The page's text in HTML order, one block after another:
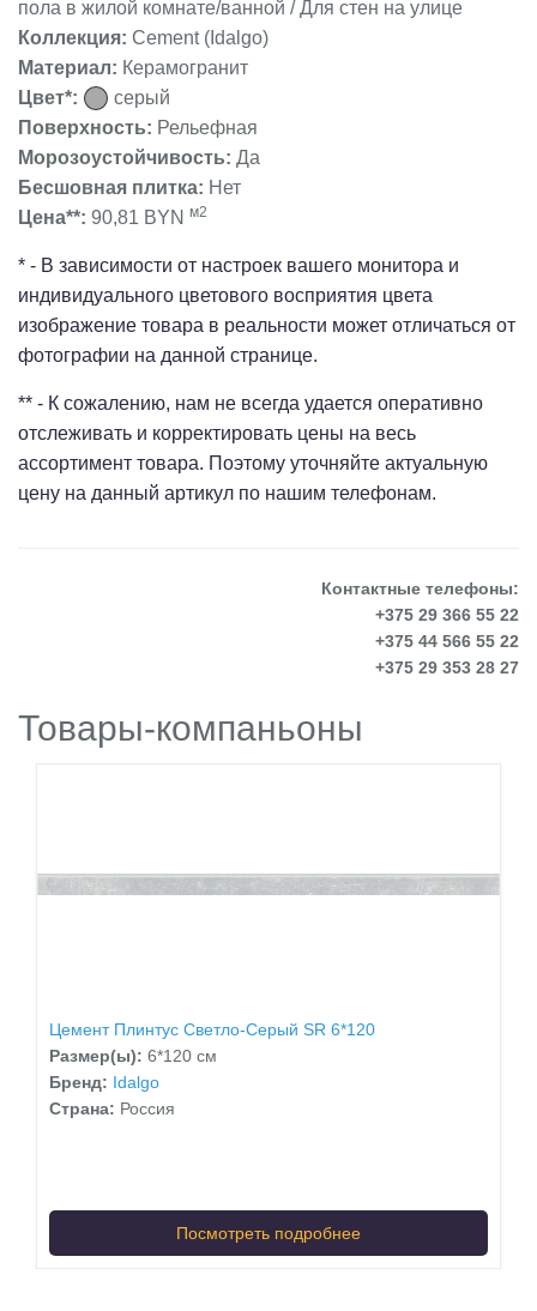
пола в жилой комнате/ванной / Для стен на улице
Коллекция: Cement (Idalgo)
Материал: Керамогранит
Цвет*:
серый
Поверхность: Рельефная
Морозоустойчивость: Да
Бесшовная плитка: Нет
Цена**: 90,81 BYN м2
* - В зависимости от настроек вашего монитора и
индивидуального цветового восприятия цвета
изображение товара в реальности может отличаться от
фотографии на данной странице.
** - К сожалению, нам не всегда удается оперативно
отслеживать и корректировать цены на весь
ассортимент товара. Поэтому уточняйте актуальную
цену на данный артикул по нашим телефонам.
Контактные телефоны:
+375 29 366 55 22
+375 44 566 55 22
+375 29 353 28 27
Товары-компаньоны
Цемент Плинтус Светло-Серый SR 6*120
Размер(ы): 6*120 см
Бренд: Idalgo
Страна: Россия
Посмотреть подробнее